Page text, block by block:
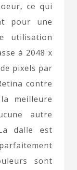
ce qui
pour une
utilisation
à 2048 x
pixels par
contre
meilleure
autre
dalle est
sont